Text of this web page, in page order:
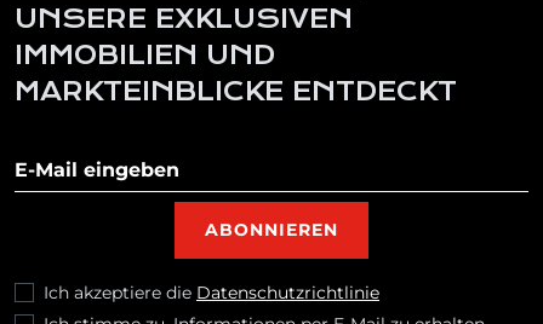
UNSERE EXKLUSIVEN
IMMOBILIEN UND
MARKTEINBLICKE ENTDECKT
Newsletter abonnieren
ABONNIEREN
Ich akzeptiere die Datenschutzrichtlinie